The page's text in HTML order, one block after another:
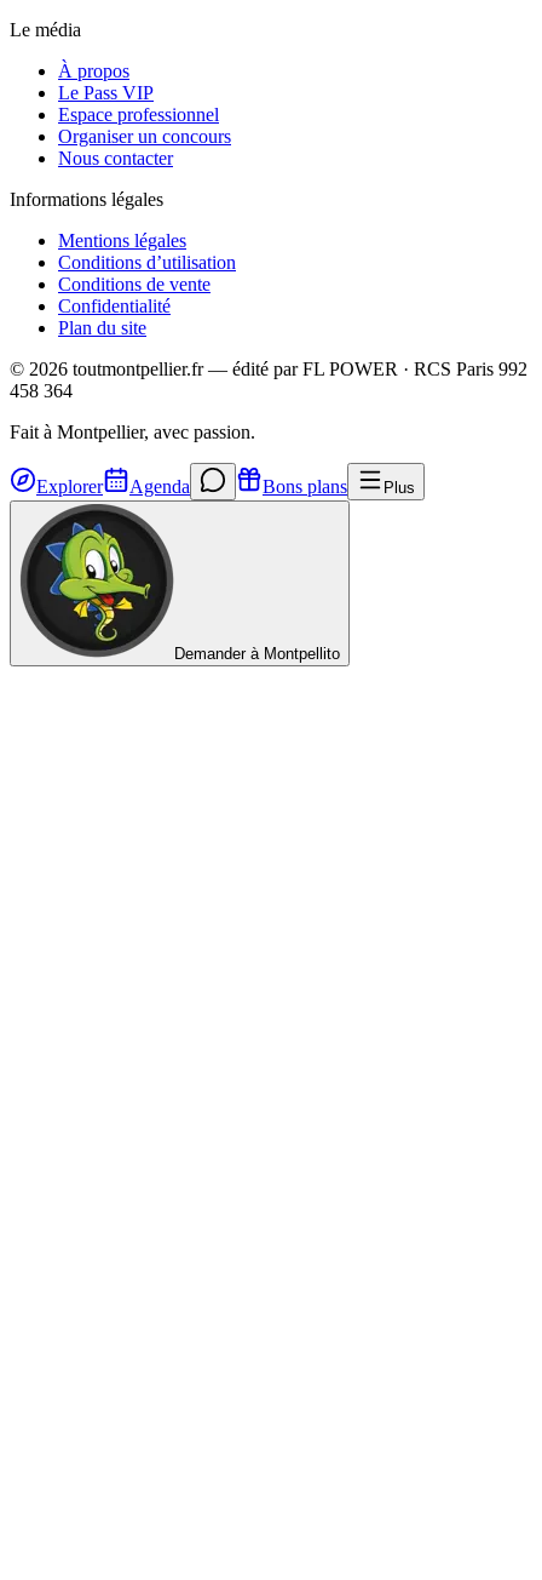
Le média
À propos
Le Pass VIP
Espace professionnel
Organiser un concours
Nous contacter
Informations légales
Mentions légales
Conditions d’utilisation
Conditions de vente
Confidentialité
Plan du site
© 2026 toutmontpellier.fr — édité parFL POWER · RCS Paris 992
458 364
Fait à Montpellier, avec passion.
Explorer Agenda Bons plans Plus
Demander à Montpellito